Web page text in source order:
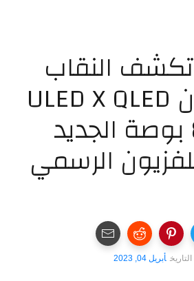
النقاب
عن تلفزيون ULED X QLED
85 بوصة الجديد
الرسمي
أبريل 04, 2023